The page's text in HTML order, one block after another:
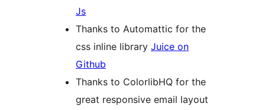
Js
Thanks to Automattic for the
css inline library Juice on
Github
Thanks to ColorlibHQ for the
great responsive email layout